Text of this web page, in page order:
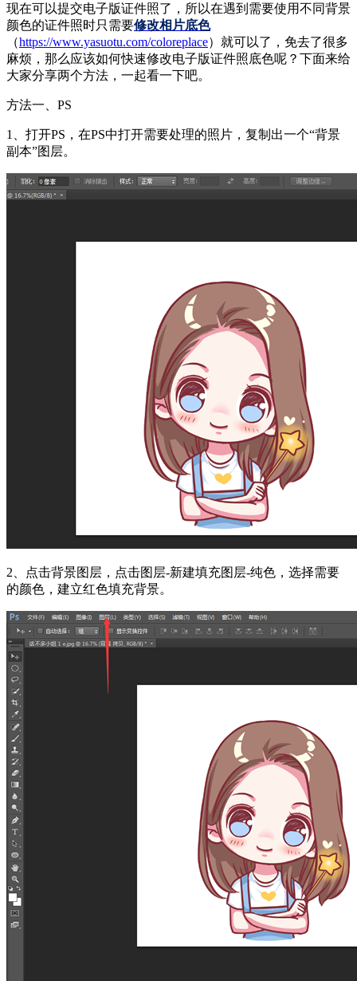
现在可以提交电子版证件照了，所以在遇到需要使用不同背景
颜色的证件照时只需要修改相片底色
（https://www.yasuotu.com/coloreplace）就可以了，免去了很多
麻烦，那么应该如何快速修改电子版证件照底色呢？下面来给
大家分享两个方法，一起看一下吧。
方法一、PS
1、打开PS，在PS中打开需要处理的照片，复制出一个“背景
副本”图层。
2、点击背景图层，点击图层-新建填充图层-纯色，选择需要
的颜色，建立红色填充背景。